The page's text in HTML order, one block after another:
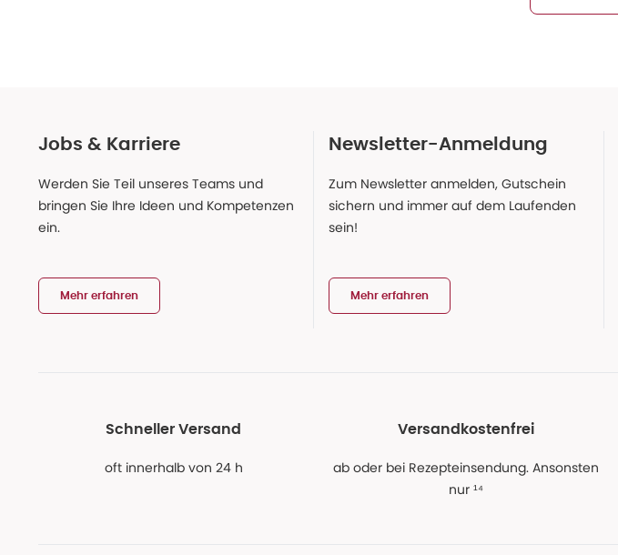
Jobs & Karriere
Werden Sie Teil unseres Teams und
bringen Sie Ihre Ideen und Kompetenzen
ein.
Mehr erfahren
Newsletter-Anmeldung
Zum Newsletter anmelden, Gutschein
sichern und immer auf dem Laufenden
sein!
Mehr erfahren
Schneller Versand
oft innerhalb von 24 h
Versandkostenfrei
ab oder bei Rezepteinsendung. Ansonsten
nur ¹⁴